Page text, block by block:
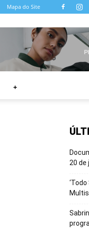
Mapa do Site
+
20 de